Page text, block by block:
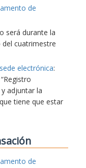
de
será durante la
cuatrimestre
sede electrónica:
adjuntar la
tiene que estar
de